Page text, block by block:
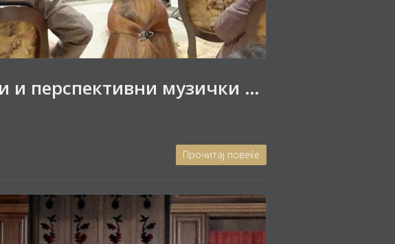
Концертна вечер на млади и перспективни музички уметници
Прочитај повеќе